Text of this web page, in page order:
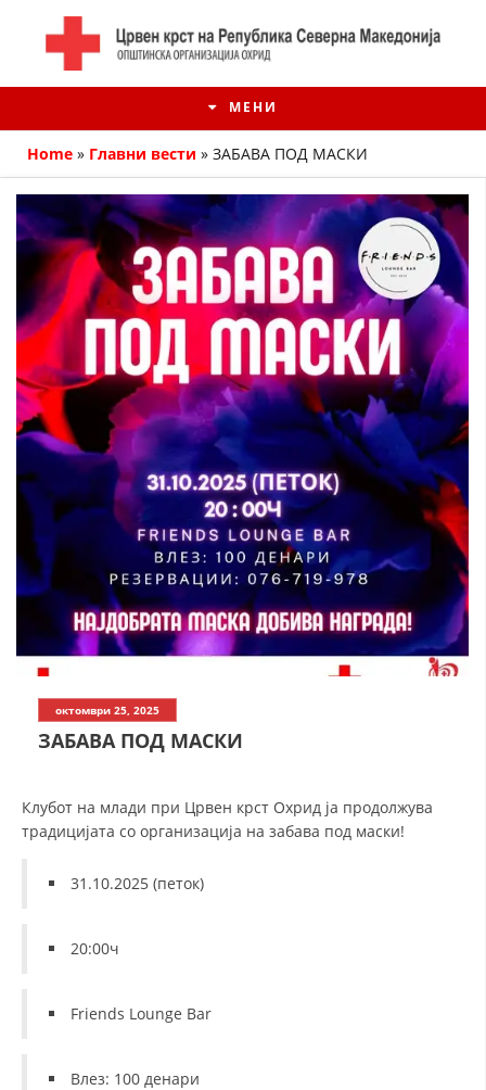
МЕНИ
ИСТОРИЈАТ НА ЦКРМ
ИСТОРИЈАТ НА ДВИЖЕЊЕТО
СТРУКТУРА НА ОРГАНИЗАЦИЈАТА
КОНТАКТ ИНФОРМАЦИИ
ЧЛЕНСТВО ВО ПРОФЕСИОНАЛНИ ТЕЛА
ОРГАНИЗАЦИЈА И РАЗВОЈ
РАКОВОДЕН ОДБОР
ПРОМОЦИЈА НА ХУМАНИ ВРЕДНОСТИ
Home » Главни вести » ЗАБАВА ПОД МАСКИ
октомври 25, 2025
ЗАБАВА ПОД МАСКИ
Клубот на млади при Црвен крст Охрид ја продолжува
традицијата со организација на забава под маски!
31.10.2025 (петок)
20:00ч
Friends Lounge Bar
Влез: 100 денари